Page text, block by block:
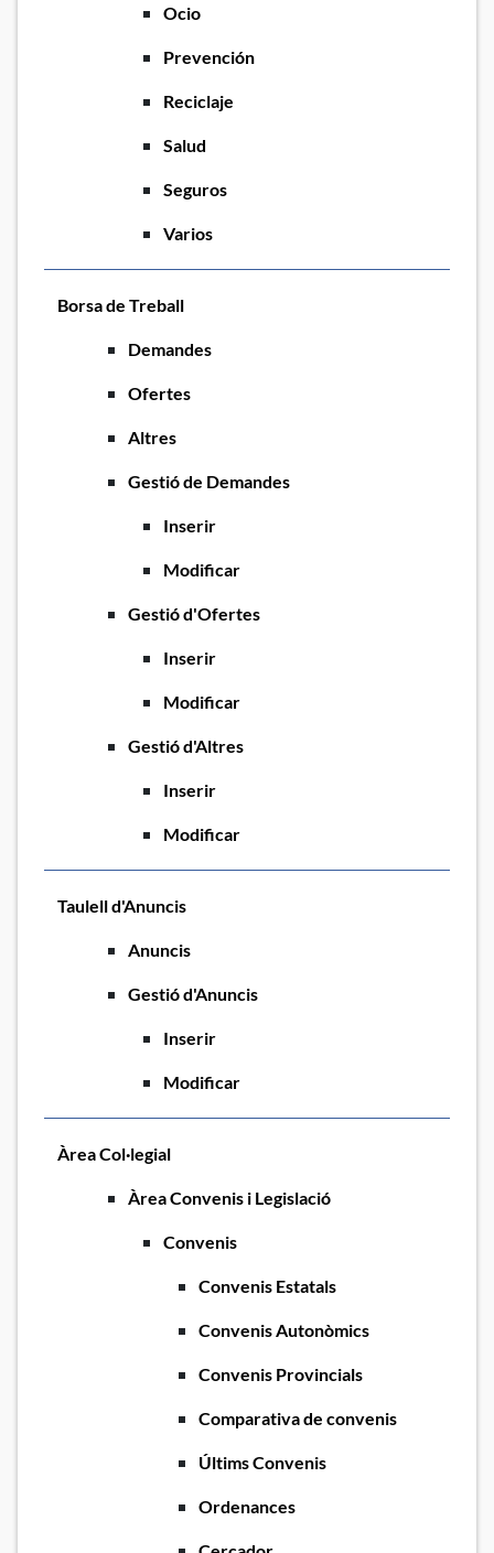
Ocio
Prevención
Reciclaje
Salud
Seguros
Varios
Borsa de Treball
Demandes
Ofertes
Altres
Gestió de Demandes
Inserir
Modificar
Gestió d'Ofertes
Inserir
Modificar
Gestió d'Altres
Inserir
Modificar
Taulell d'Anuncis
Anuncis
Gestió d'Anuncis
Inserir
Modificar
Àrea Col·legial
Àrea Convenis i Legislació
Convenis
Convenis Estatals
Convenis Autonòmics
Convenis Provincials
Comparativa de convenis
Últims Convenis
Ordenances